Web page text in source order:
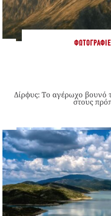
Δίρφυς: Το αγέρωχο βουνό
στους